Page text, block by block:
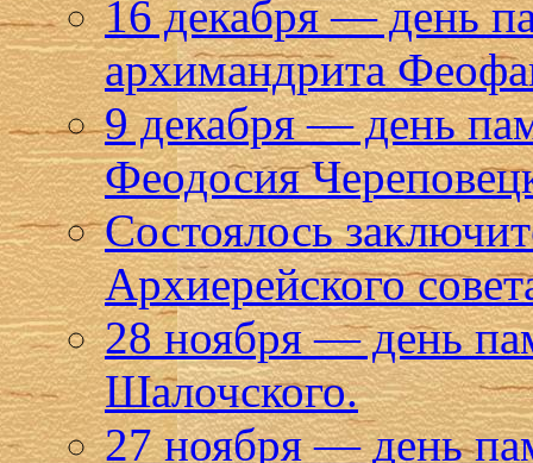
16 декабря — день
архимандрита
9 декабря — день
Феодосия
Состоялось
Архиерейского
28 ноября — день
Шалочского.
27 ноября — день